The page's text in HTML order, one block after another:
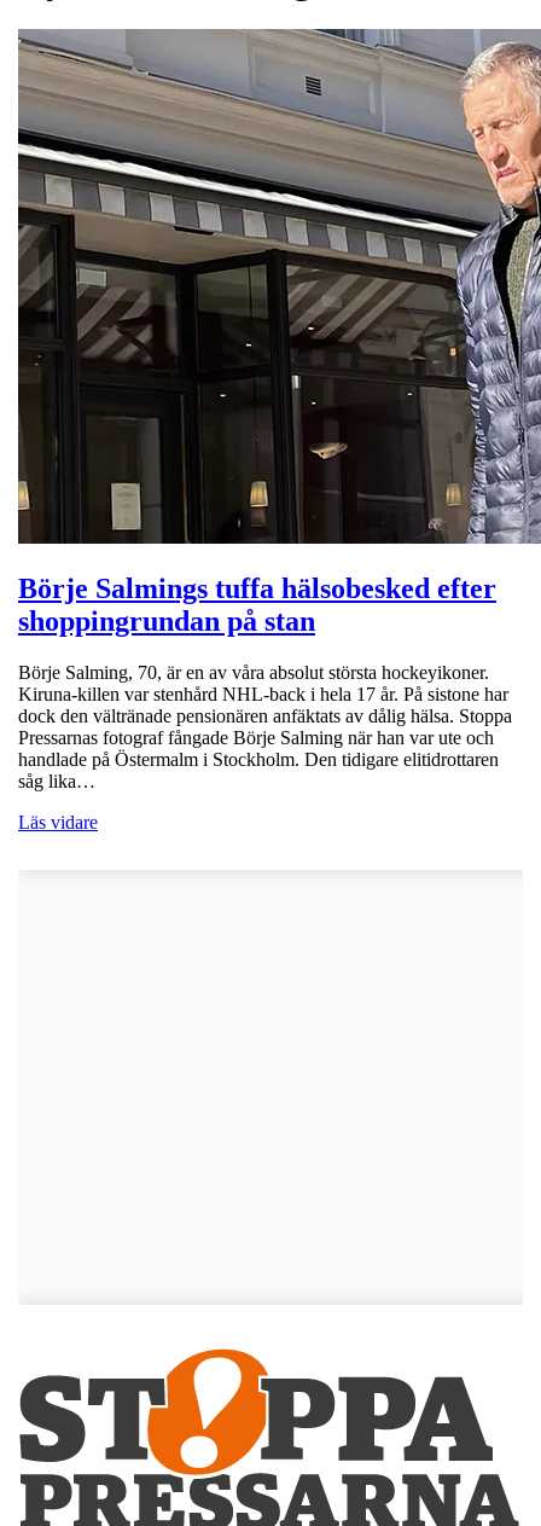
Börje Salmings tuffa hälsobesked efter
shoppingrundan på stan
Börje Salming, 70, är en av våra absolut största hockeyikoner.
Kiruna-killen var stenhård NHL-back i hela 17 år. På sistone har
dock den vältränade pensionären anfäktats av dålig hälsa. Stoppa
Pressarnas fotograf fångade Börje Salming när han var ute och
handlade på Östermalm i Stockholm. Den tidigare elitidrottaren
såg lika…
Läs vidare